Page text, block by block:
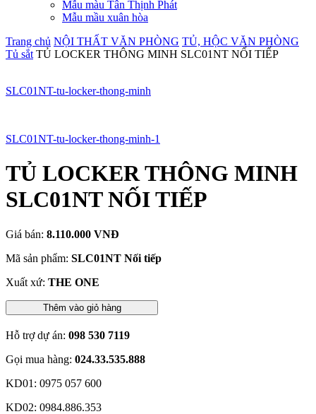
Mẫu màu Tân Thịnh Phát
Mẫu mầu xuân hòa
Trang chủ NỘI THẤT VĂN PHÒNG TỦ, HỘC VĂN PHÒNG
Tủ sắt TỦ LOCKER THÔNG MINH SLC01NT NỐI TIẾP
SLC01NT-tu-locker-thong-minh
SLC01NT-tu-locker-thong-minh-1
TỦ LOCKER THÔNG MINH
SLC01NT NỐI TIẾP
Giá bán: 8.110.000 VNĐ
Mã sản phẩm: SLC01NT Nối tiếp
Xuất xứ: THE ONE
Thêm vào giỏ hàng
Hỗ trợ dự án: 098 530 7119
Gọi mua hàng: 024.33.535.888
KD01: 0975 057 600
KD02: 0984.886.353